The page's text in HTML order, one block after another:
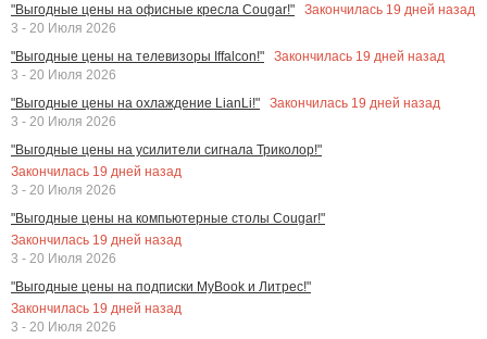
"Выгодные цены на офисные кресла Cougar!" Закончилась 19 дней назад
3 - 20 Июля 2026
"Выгодные цены на телевизоры Iffalcon!"
Закончилась 19 дней назад
3 - 20 Июля 2026
"Выгодные цены на охлаждение LianLi!"
Закончилась 19 дней назад
3 - 20 Июля 2026
"Выгодные цены на усилители сигнала Триколор!"
Закончилась 19 дней назад
3 - 20 Июля 2026
"Выгодные цены на компьютерные столы Cougar!"
Закончилась 19 дней назад
3 - 20 Июля 2026
"Выгодные цены на подписки MyBook и Литрес!"
Закончилась 19 дней назад
3 - 20 Июля 2026